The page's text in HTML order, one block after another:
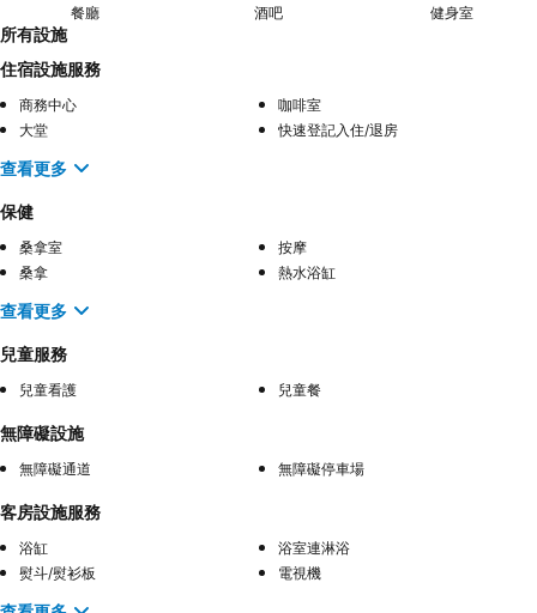
餐廳 酒吧 健身室
所有設施
住宿設施服務
商務中心
咖啡室
大堂
快速登記入住/退房
查看更多
保健
桑拿室
按摩
桑拿
熱水浴缸
查看更多
兒童服務
兒童看護 兒童餐
無障礙設施
無障礙通道 無障礙停車場
客房設施服務
浴缸
浴室連淋浴
熨斗/熨衫板
電視機